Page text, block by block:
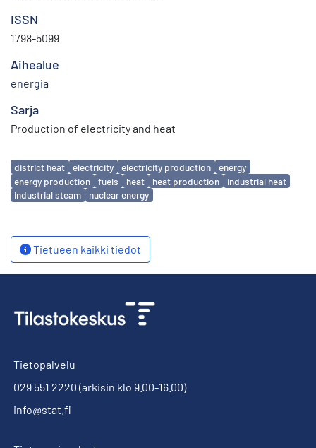
ISSN
1798-5099
Aihealue
energia
Sarja
Production of electricity and heat
Avainsanat
district heat electricity electricity production
energy
energy production
fuels heat heat production
industrial heat
industrial steam
nuclear energy
Tietueen kaikki tiedot
Tietopalvelu
029 551 2220 (arkisin klo 9.00-16.00)
info@stat.fi